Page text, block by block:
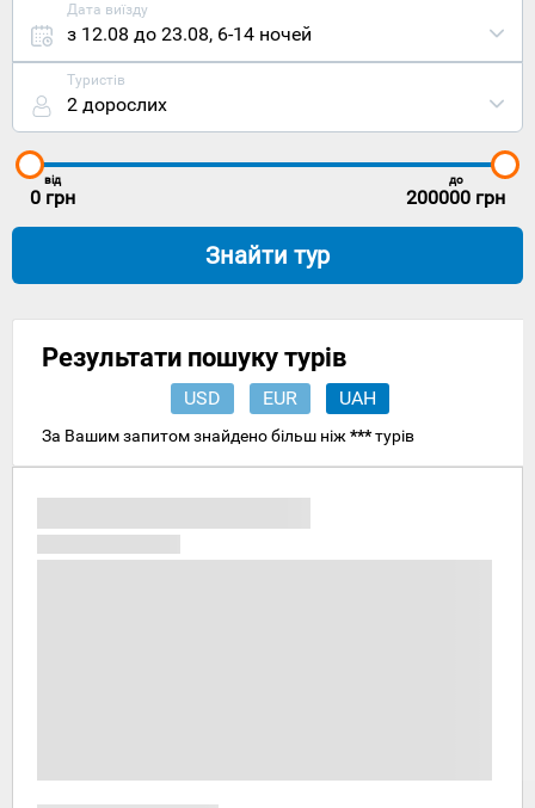
Дата виїзду
з 12.08 до 23.08, 6-14 ночей
Туристів
2 дорослих
від
0 грн
до
200000 грн
Знайти тур
Результати пошуку турів
USD EUR UAH
За Вашим запитом знайдено більш ніж ***турів